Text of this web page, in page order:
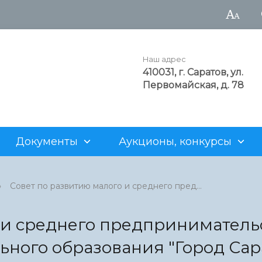
Наш адрес
410031, г. Саратов, ул.
Первомайская, д. 78
Достопримечательности
администрации Структурные
Документы
Генеральный план
Аукционы, конкурсы
Для арендаторов
объектов
фонда
Информация о
имуществе
› Совет по развитию малого и среднего пред...
среднего
образования "Город